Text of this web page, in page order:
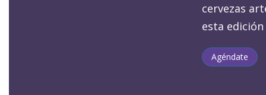
cervezas
esta
Agéndate